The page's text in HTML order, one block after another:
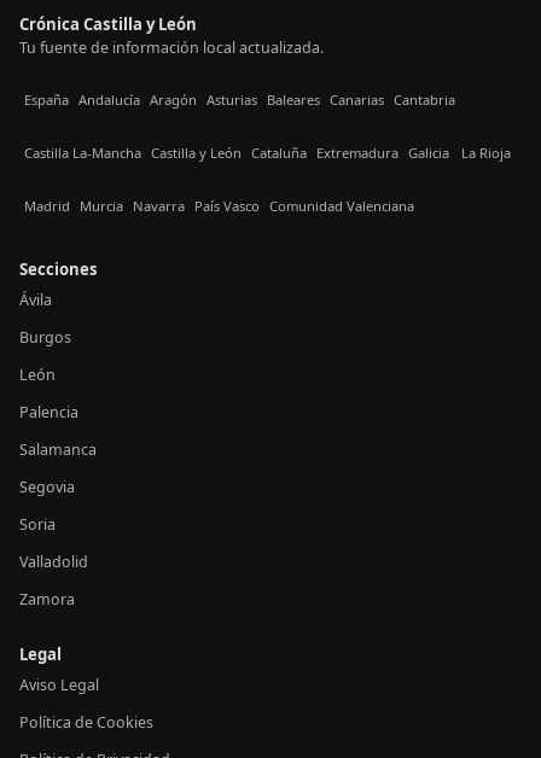
Crónica Castilla y León
Tu fuente de información local actualizada.
España Andalucía Aragón Asturias Baleares Canarias Cantabria
Castilla La-Mancha Castilla y León Cataluña Extremadura Galicia La Rioja
Madrid Murcia Navarra País Vasco Comunidad Valenciana
Secciones
Ávila
Burgos
León
Palencia
Salamanca
Segovia
Soria
Valladolid
Zamora
Legal
Aviso Legal
Política de Cookies